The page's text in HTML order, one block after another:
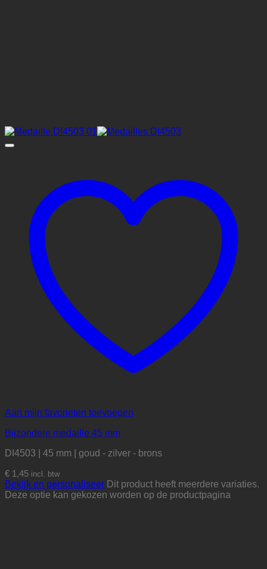
Aan mijn favorieten toevoegen
Bijzondere medaille 45 mm
DI4503 | 45 mm | goud - zilver - brons
€ 1,45 incl. btw
Bekijk en personaliseer Dit product heeft meerdere variaties.
Deze optie kan gekozen worden op de productpagina